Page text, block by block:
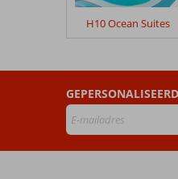
die
zijn
dan
48
maanden
worden
niet
H10 Ocean Suites